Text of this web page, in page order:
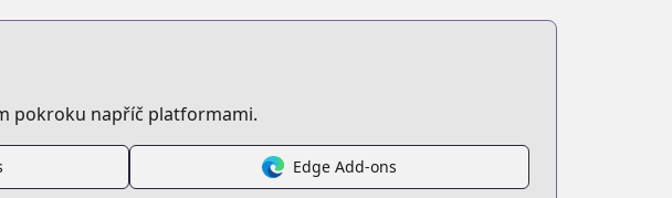
pokroku napříč platformami.
Edge Add-ons